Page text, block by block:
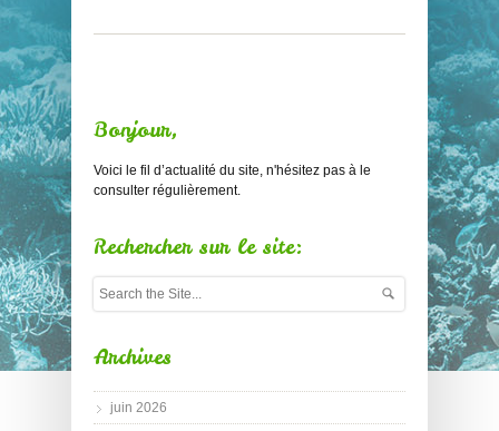
Bonjour,
Voici le fil d’actualité du site, n'hésitez pas à le
consulter régulièrement.
Rechercher sur le site:
Archives
juin 2026